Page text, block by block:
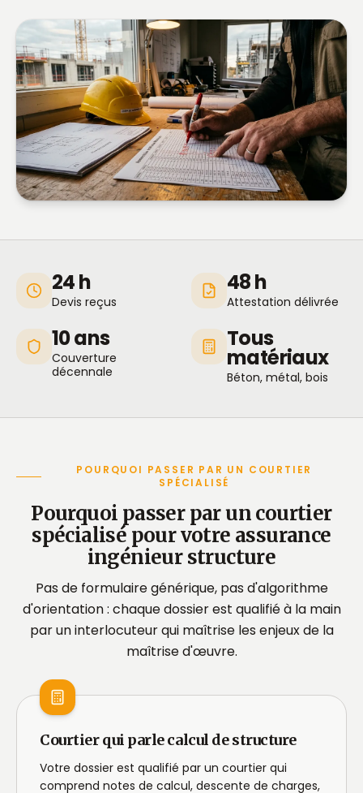
24 h
Devis reçus
48 h
Attestation délivrée
10 ans
Couverture
décennale
Tous
matériaux
Béton, métal, bois
POURQUOI PASSER PAR UN COURTIER
SPÉCIALISÉ
Pourquoi passer par un courtier
spécialisé pour votre assurance
ingénieur structure
Pas de formulaire générique, pas d'algorithme
d'orientation : chaque dossier est qualifié à la main
par un interlocuteur qui maîtrise les enjeux de la
maîtrise d'œuvre.
Courtier qui parle calcul de structure
Votre dossier est qualifié par un courtier qui
comprend notes de calcul, descente de charges,